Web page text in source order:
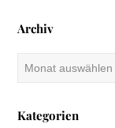
Archiv
Archiv
Kategorien